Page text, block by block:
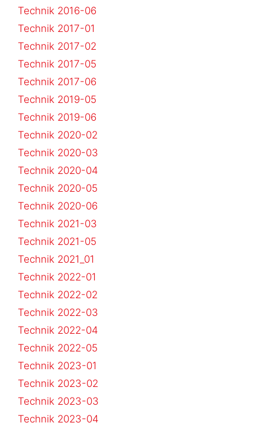
Technik 2016-06
Technik 2017-01
Technik 2017-02
Technik 2017-05
Technik 2017-06
Technik 2019-05
Technik 2019-06
Technik 2020-02
Technik 2020-03
Technik 2020-04
Technik 2020-05
Technik 2020-06
Technik 2021-03
Technik 2021-05
Technik 2021_01
Technik 2022-01
Technik 2022-02
Technik 2022-03
Technik 2022-04
Technik 2022-05
Technik 2023-01
Technik 2023-02
Technik 2023-03
Technik 2023-04